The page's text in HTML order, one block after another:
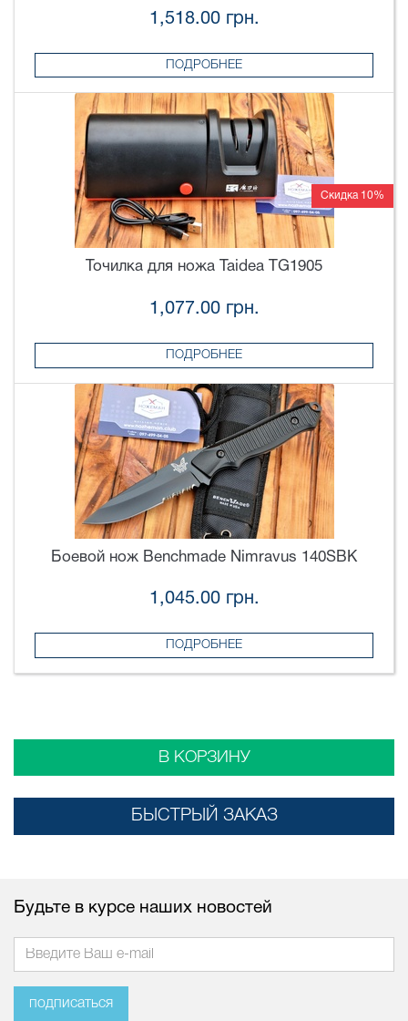
1,518.00 грн.
ПОДРОБНЕЕ
Скидка 10%
Точилка для ножа Taidea TG1905
1,077.00 грн.
ПОДРОБНЕЕ
Боевой нож Benchmade Nimravus 140SBK
1,045.00 грн.
ПОДРОБНЕЕ
В КОРЗИНУ
БЫСТРЫЙ ЗАКАЗ
Будьте в курсе наших новостей
подписаться